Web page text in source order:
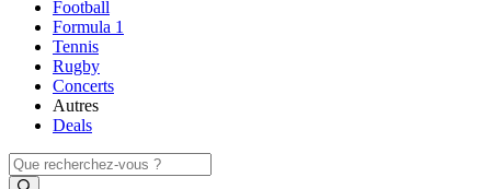
Football
Formula 1
Tennis
Rugby
Concerts
Autres
Deals